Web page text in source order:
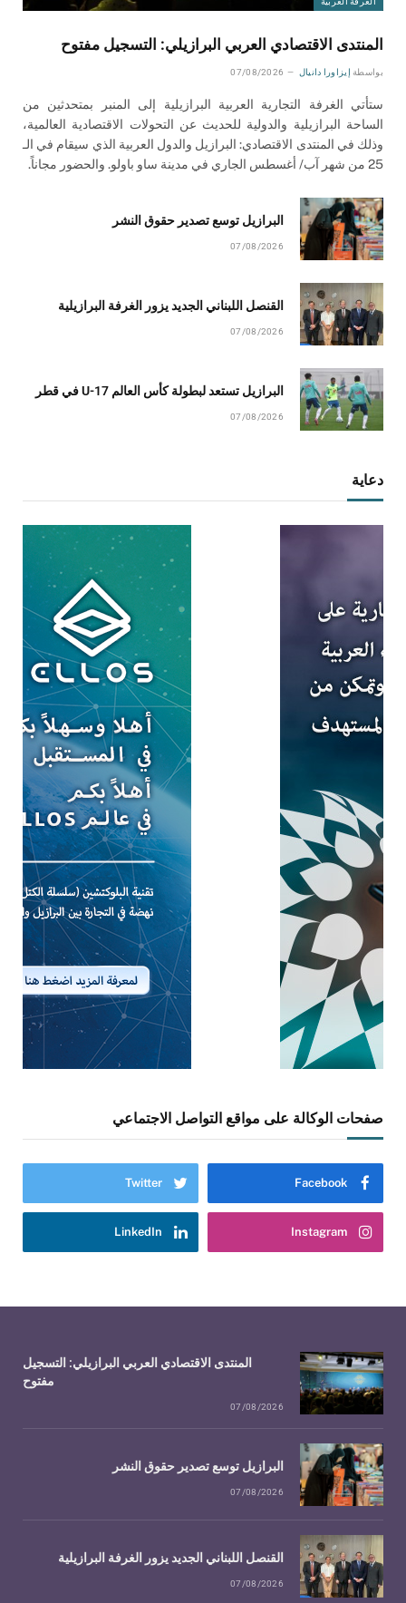
المنتدى الاقتصادي العربي البرازيلي: التسجيل مفتوح
بواسطة إيزاورا دانيال 07/08/2026
ستأتي الغرفة التجارية العربية البرازيلية إلى المنبر بمتحدثين من
الساحة البرازيلية والدولية للحديث عن التحولات الاقتصادية العالمية،
وذلك في المنتدى الاقتصادي: البرازيل والدول العربية الذي سيقام في الـ
25 من شهر آب/ أغسطس الجاري في مدينة ساو باولو. والحضور مجاناً.
البرازيل توسع تصدير حقوق النشر
07/08/2026
القنصل اللبناني الجديد يزور الغرفة البرازيلية
07/08/2026
البرازيل تستعد لبطولة كأس العالم U-17 في قطر
07/08/2026
دعاية
صفحات الوكالة على مواقع التواصل الاجتماعي
Facebook
Twitter
Instagram
LinkedIn
المنتدى الاقتصادي العربي البرازيلي: التسجيل
مفتوح
07/08/2026
البرازيل توسع تصدير حقوق النشر
07/08/2026
القنصل اللبناني الجديد يزور الغرفة البرازيلية
07/08/2026